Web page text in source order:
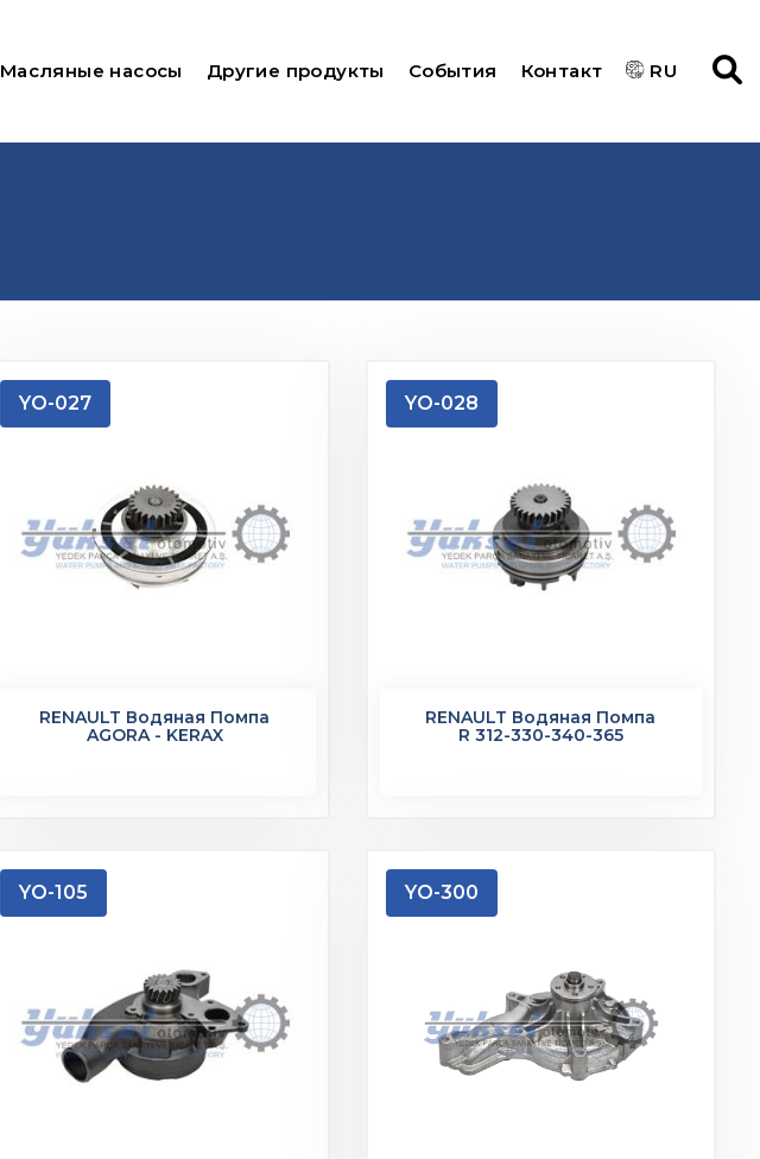
Масляные насосы Другие продукты События Контакт RU
RENAULT Водяная Помпа
AGORA - KERAX
YO-027
RENAULT Водяная Помпа
R 312-330-340-365
YO-028
YO-105 YO-300